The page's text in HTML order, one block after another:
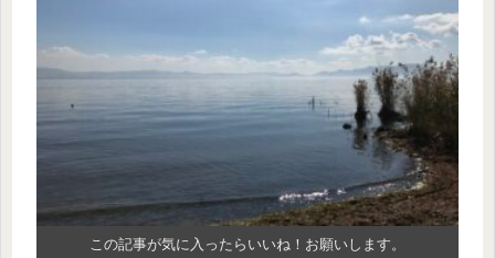
この記事が気に入ったらいいね！お願いします。